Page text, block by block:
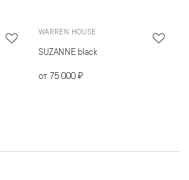
WARREN HOUSE
SUZANNE black
от 75 000 ₽